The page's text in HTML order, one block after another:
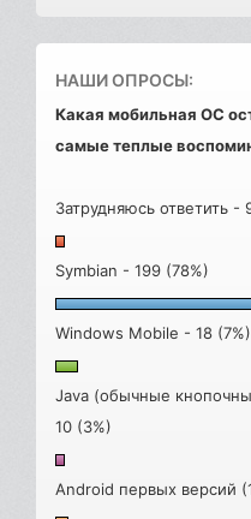
НАШИ ОПРОСЫ:
Какая мобильная ОС
самые теплые
Затрудняюсь ответить -
Symbian - 199 (78%)
Windows Mobile - 18 (7%)
Java (обычные
10 (3%)
Android первых версий